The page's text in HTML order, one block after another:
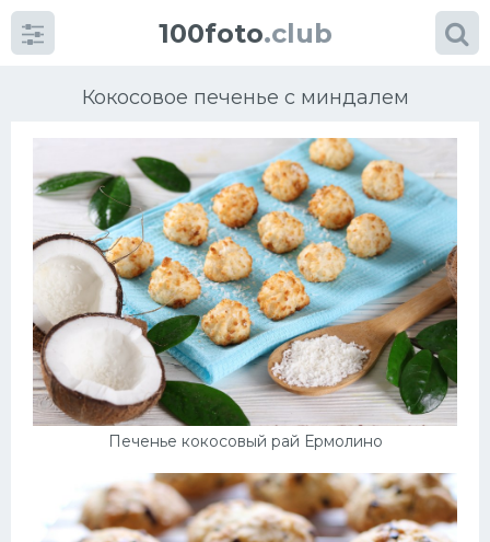
100foto.club
Кокосовое печенье с миндалем
Печенье кокосовый рай Ермолино
Категориикартинок
Супы
Мясные блюда
Печенье
Выпечка
Десерт